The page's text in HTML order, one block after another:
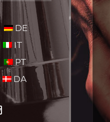
DE
IT
PT
DA